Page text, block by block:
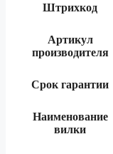
Штрихкод
Артикул
производителя
Срок гарантии
Наименование
вилки